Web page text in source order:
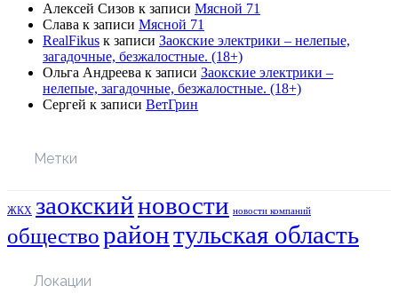
Алексей Сизов к записи Мясной 71
Слава к записи Мясной 71
RealFikus к записи Заокские электрики – нелепые,
загадочные, безжалостные. (18+)
Ольга Андреева к записи Заокские электрики –
нелепые, загадочные, безжалостные. (18+)
Сергей к записи ВетГрин
Метки
ЖКХ заокскийновости новости компаний
обществорайонтульская область
Локации